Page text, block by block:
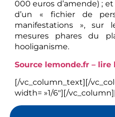
000 euros d’amende) ;
d’un « fichier de
manifestations », sur
mesures phares du
hooliganisme.
Source lemonde.fr – lire
[/vc_column_text][/
width= »1/6″][/